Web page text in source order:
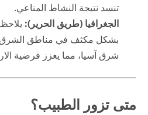
تنسد نتيجة النشاط المناعي.
الجغرافيا (طريق الحرير):
بشكل مكثف في مناطق الشرق
شرق آسيا، مما يعزز فرضية
متى تزور الطبيب؟